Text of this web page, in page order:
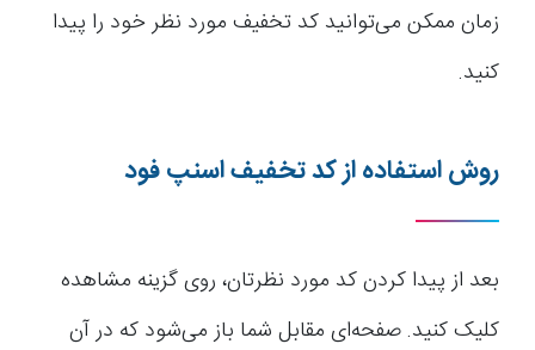
زمان ممکن می‌توانید کد تخفیف مورد نظر خود را پیدا
کنید.
روش استفاده از کد تخفیف اسنپ فود
بعد از پیدا کردن کد مورد نظرتان، روی گزینه مشاهده
کلیک کنید. صفحه‌ای مقابل شما باز می‌شود که در آن